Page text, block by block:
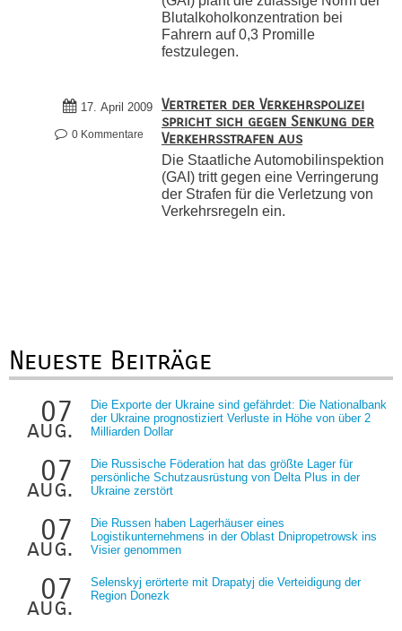
Blutalkoholkonzentration bei
Fahrern auf 0,3 Promille
festzulegen.
17. April 2009
0 Kommentare
Vertreter der Verkehrspolizei
spricht sich gegen Senkung der
Verkehrsstrafen aus
Die Staatliche Automobilinspektion
(GAI) tritt gegen eine Verringerung
der Strafen für die Verletzung von
Verkehrsregeln ein.
Neueste Beiträge
07
aug.
Die Exporte der Ukraine sind gefährdet: Die Nationalbank
der Ukraine prognostiziert Verluste in Höhe von über 2
Milliarden Dollar
07
aug.
Die Russische Föderation hat das größte Lager für
persönliche Schutzausrüstung von Delta Plus in der
Ukraine zerstört
07
aug.
Die Russen haben Lagerhäuser eines
Logistikunternehmens in der Oblast Dnipropetrowsk ins
Visier genommen
07
aug.
Selenskyj erörterte mit Drapatyj die Verteidigung der
Region Donezk